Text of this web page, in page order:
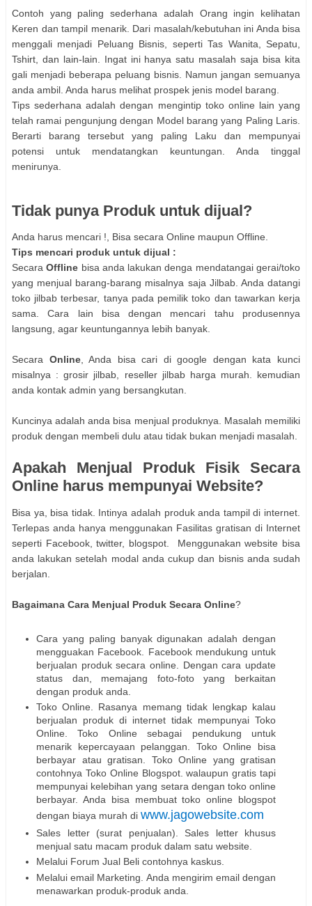
Contoh yang paling sederhana adalah Orang ingin kelihatan
Keren dan tampil menarik. Dari masalah/kebutuhan ini Anda bisa
menggali menjadi Peluang Bisnis, seperti Tas Wanita, Sepatu,
Tshirt, dan lain-lain. Ingat ini hanya satu masalah saja bisa kita
gali menjadi beberapa peluang bisnis. Namun jangan semuanya
anda ambil. Anda harus melihat prospek jenis model barang.
Tips sederhana adalah dengan mengintip toko online lain yang
telah ramai pengunjung dengan Model barang yang Paling Laris.
Berarti barang tersebut yang paling Laku dan mempunyai
potensi untuk mendatangkan keuntungan. Anda tinggal
menirunya.
Tidak punya Produk untuk dijual?
Anda harus mencari !, Bisa secara Online maupun Offline.
Tips mencari produk untuk dijual :
SecaraOffline bisa anda lakukan denga mendatangai gerai/toko
yang menjual barang-barang misalnya saja Jilbab. Anda datangi
toko jilbab terbesar, tanya pada pemilik toko dan tawarkan kerja
sama. Cara lain bisa dengan mencari tahu produsennya
langsung, agar keuntungannya lebih banyak.
Secara Online, Anda bisa cari di google dengan kata kunci
misalnya : grosir jilbab, reseller jilbab harga murah. kemudian
anda kontak admin yang bersangkutan.
Kuncinya adalah anda bisa menjual produknya. Masalah memiliki
produk dengan membeli dulu atau tidak bukan menjadi masalah.
Apakah Menjual Produk Fisik Secara
Online harus mempunyai Website?
Bisa ya, bisa tidak. Intinya adalah produk anda tampil di internet.
Terlepas anda hanya menggunakan Fasilitas gratisan di Internet
seperti Facebook, twitter, blogspot. Menggunakan website bisa
anda lakukan setelah modal anda cukup dan bisnis anda sudah
berjalan.
Bagaimana Cara Menjual Produk Secara Online?
Cara yang paling banyak digunakan adalah dengan
mengguakan Facebook. Facebook mendukung untuk
berjualan produk secara online. Dengan cara update
status dan, memajang foto-foto yang berkaitan
dengan produk anda.
Toko Online. Rasanya memang tidak lengkap kalau
berjualan produk di internet tidak mempunyai Toko
Online. Toko Online sebagai pendukung untuk
menarik kepercayaan pelanggan. Toko Online bisa
berbayar atau gratisan. Toko Online yang gratisan
contohnya Toko Online Blogspot. walaupun gratis tapi
mempunyai kelebihan yang setara dengan toko online
berbayar. Anda bisa membuat toko online blogspot
dengan biaya murah di www.jagowebsite.com
Sales letter (surat penjualan). Sales letter khusus
menjual satu macam produk dalam satu website.
Melalui Forum Jual Beli contohnya kaskus.
Melalui email Marketing. Anda mengirim email dengan
menawarkan produk-produk anda.